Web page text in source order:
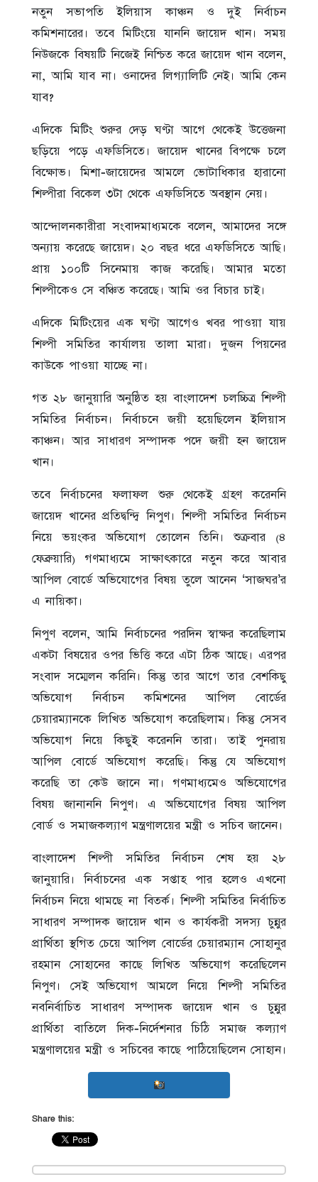
নতুন সভাপতি ইলিয়াস কাঞ্চন ও দুই নির্বাচন
কমিশনারের। তবে মিটিংয়ে যাননি জায়েদ খান। সময়
নিউজকে বিষয়টি নিজেই নিশ্চিত করে জায়েদ খান বলেন,
না, আমি যাব না। ওনাদের লিগ্যালিটি নেই। আমি কেন
যাব?
এদিকে মিটিং শুরুর দেড় ঘণ্টা আগে থেকেই উত্তেজনা
ছড়িয়ে পড়ে এফডিসিতে। জায়েদ খানের বিপক্ষে চলে
বিক্ষোভ। মিশা-জায়েদের আমলে ভোটাধিকার হারানো
শিল্পীরা বিকেল ৩টা থেকে এফডিসিতে অবস্থান নেয়।
আন্দোলনকারীরা সংবাদমাধ্যমকে বলেন, আমাদের সঙ্গে
অন্যায় করেছে জায়েদ। ২০ বছর ধরে এফডিসিতে আছি।
প্রায় ১০০টি সিনেমায় কাজ করেছি। আমার মতো
শিল্পীকেও সে বঞ্চিত করেছে। আমি ওর বিচার চাই।
এদিকে মিটিংয়ের এক ঘণ্টা আগেও খবর পাওয়া যায়
শিল্পী সমিতির কার্যালয় তালা মারা। দুজন পিয়নের
কাউকে পাওয়া যাচ্ছে না।
গত ২৮ জানুয়ারি অনুষ্ঠিত হয় বাংলাদেশ চলচ্চিত্র শিল্পী
সমিতির নির্বাচন। নির্বাচনে জয়ী হয়েছিলেন ইলিয়াস
কাঞ্চন। আর সাধারণ সম্পাদক পদে জয়ী হন জায়েদ
খান।
তবে নির্বাচনের ফলাফল শুরু থেকেই গ্রহণ করেননি
জায়েদ খানের প্রতিদ্বন্দ্বি নিপুণ। শিল্পী সমিতির নির্বাচন
নিয়ে ভয়ংকর অভিযোগ তোলেন তিনি। শুক্রবার (৪
ফেব্রুয়ারি) গণমাধ্যমে সাক্ষাৎকারে নতুন করে আবার
আপিল বোর্ডে অভিযোগের বিষয় তুলে আনেন ‘সাজঘর’র
এ নায়িকা।
নিপুণ বলেন, আমি নির্বাচনের পরদিন স্বাক্ষর করেছিলাম
একটা বিষয়ের ওপর ভিত্তি করে এটা ঠিক আছে। এরপর
সংবাদ সম্মেলন করিনি। কিন্তু তার আগে তার বেশকিছু
অভিযোগ নির্বাচন কমিশনের আপিল বোর্ডের
চেয়ারম্যানকে লিখিত অভিযোগ করেছিলাম। কিন্তু সেসব
অভিযোগ নিয়ে কিছুই করেননি তারা। তাই পুনরায়
আপিল বোর্ডে অভিযোগ করেছি। কিন্তু যে অভিযোগ
করেছি তা কেউ জানে না। গণমাধ্যমেও অভিযোগের
বিষয় জানাননি নিপুণ। এ অভিযোগের বিষয় আপিল
বোর্ড ও সমাজকল্যাণ মন্ত্রণালয়ের মন্ত্রী ও সচিব জানেন।
বাংলাদেশ শিল্পী সমিতির নির্বাচন শেষ হয় ২৮
জানুয়ারি। নির্বাচনের এক সপ্তাহ পার হলেও এখনো
নির্বাচন নিয়ে থামছে না বিতর্ক। শিল্পী সমিতির নির্বাচিত
সাধারণ সম্পাদক জায়েদ খান ও কার্যকরী সদস্য চুন্নুর
প্রার্থিতা স্থগিত চেয়ে আপিল বোর্ডের চেয়ারম্যান সোহানুর
রহমান সোহানের কাছে লিখিত অভিযোগ করেছিলেন
নিপুণ। সেই অভিযোগ আমলে নিয়ে শিল্পী সমিতির
নবনির্বাচিত সাধারণ সম্পাদক জায়েদ খান ও চুন্নুর
প্রার্থিতা বাতিলে দিক-নির্দেশনার চিঠি সমাজ কল্যাণ
মন্ত্রণালয়ের মন্ত্রী ও সচিবের কাছে পাঠিয়েছিলেন সোহান।
Share this: